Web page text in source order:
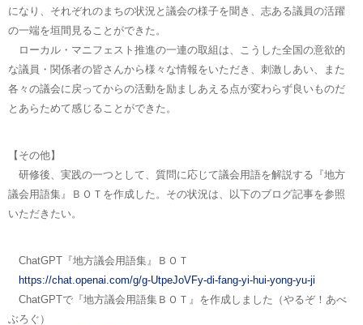
になり、それぞれのまちの状況と議会の様子を聞き、志ある議員の活躍
の一端を垣間見ることができた。
ローカル・マニフェスト推進の一連の取組は、こうした全国の意欲的
な議員・関係者の皆さんから様々な情報をいただき、刺激しあい、また
各々の議会に戻ってからの活動を励ましあえる点が変わらず良いものだ
とあらためて感じることができた。
【その他】
研修後、実践の一つとして、質問に応じて議会用語を解説する『地方
議会用語集』ＢＯＴを作成した。その状況は、以下のブログ記事を参照
いただきたい。
ChatGPT『地方議会用語集』ＢＯＴ
https://chat.openai.com/g/g-UtpeJoVFy-di-fang-yi-hui-yong-yu-ji
ChatGPTで『地方議会用語集ＢＯＴ』を作成しました（やるぞ！あべ
ぶろぐ）